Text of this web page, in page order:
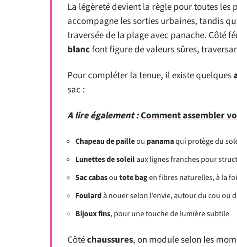
La légèreté devient la règle pour toutes les
accompagne les sorties urbaines, tandis
traversée de la plage avec panache. Côté
blancfont figure de valeurs sûres,
Pour compléter la tenue, il existe quelques
sac :
A lire également :Comment assembler
Chapeau de pailleou panamaqui protège du
Lunettes de soleilaux lignes franches pour
Sac cabasoutote bagen fibres naturelles, à la
Foulardà nouer selon l’envie, autour du cou ou
Bijoux fins, pour une touche de lumière subtile
Côtéchaussures, on module selon les